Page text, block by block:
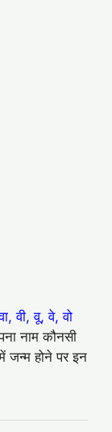
वी, वू, वे, वो
नाम कौनसी
जन्म होने पर इन